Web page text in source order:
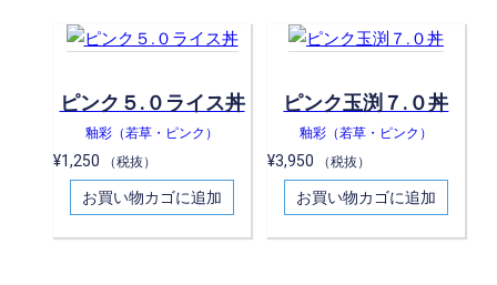
ピンク５.０ライス丼
釉彩（若草・ピンク）
¥1,250 （税抜）
お買い物カゴに追加
ピンク玉渕７.０丼
釉彩（若草・ピンク）
¥3,950 （税抜）
お買い物カゴに追加